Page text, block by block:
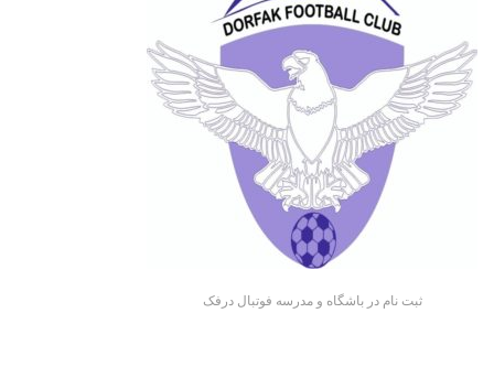
ثبت نام در باشگاه و مدرسه فوتبال درفک